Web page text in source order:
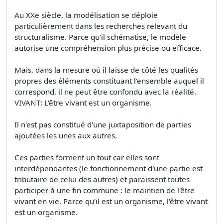
Au XXe siècle, la modélisation se déploie
particulièrement dans les recherches relevant du
structuralisme. Parce qu'il schématise, le modèle
autorise une compréhension plus précise ou efficace.
Mais, dans la mesure où il laisse de côté les qualités
propres des éléments constituant l'ensemble auquel il
correspond, il ne peut être confondu avec la réalité.
VIVANT: L'être vivant est un organisme.
Il n'est pas constitué d'une juxtaposition de parties
ajoutées les unes aux autres.
Ces parties forment un tout car elles sont
interdépendantes (le fonctionnement d'une partie est
tributaire de celui des autres) et paraissent toutes
participer à une fin commune : le maintien de l'être
vivant en vie. Parce qu'il est un organisme, l'être vivant
est un organisme.